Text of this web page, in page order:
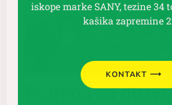
Potreba za
iskope marke SANY, tezine 34
kašika zapremine
KONTAKT ⟶